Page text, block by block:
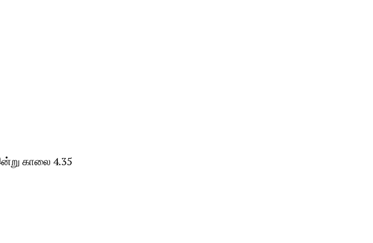
காலை 4.35